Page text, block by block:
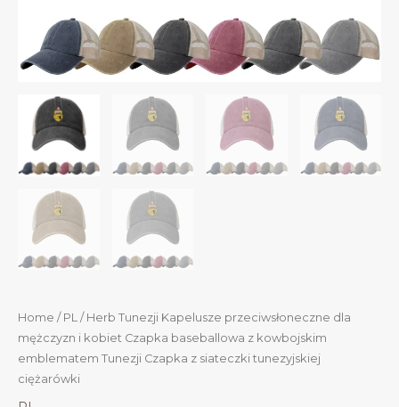
Home / PL / Herb Tunezji Kapelusze przeciwsłoneczne dla
mężczyzn i kobiet Czapka baseballowa z kowbojskim
emblematem Tunezji Czapka z siateczki tunezyjskiej
ciężarówki